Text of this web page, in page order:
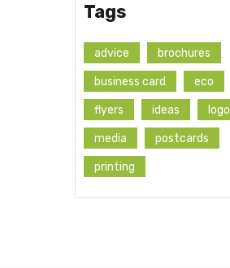
Tags
advice brochures
business card eco
flyers ideas logo
media postcards
printing